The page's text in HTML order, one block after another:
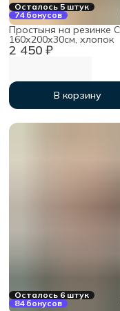
Осталось 5 штук
74 бонусов
2 450 ₽
Простыня на резинке
160х200х30см, хлопок
В корзину
Осталось 6 штук
84 бонусов